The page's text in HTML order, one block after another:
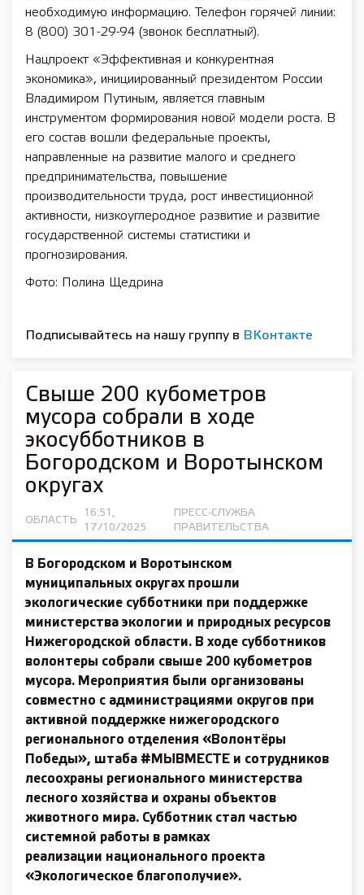
необходимую информацию. Телефон горячей линии:
8 (800) 301-29-94 (звонок бесплатный).
Нацпроект «Эффективная и конкурентная
экономика», инициированный президентом России
Владимиром Путиным, является главным
инструментом формирования новой модели роста. В
его состав вошли федеральные проекты,
направленные на развитие малого и среднего
предпринимательства, повышение
производительности труда, рост инвестиционной
активности, низкоуглеродное развитие и развитие
государственной системы статистики и
прогнозирования.
Фото: Полина Щедрина
Подписывайтесь на нашу группу в ВКонтакте
Свыше 200 кубометров
мусора собрали в ходе
экосубботников в
Богородском и Воротынском
округах
ОБЛАСТЬ
16:51,
17/10/2025
ПРЕСС-СЛУЖБА
ПРАВИТЕЛЬСТВА
В Богородском и Воротынском
муниципальных округах прошли
экологические субботники при поддержке
министерства экологии и природных ресурсов
Нижегородской области. В ходе субботников
волонтеры собрали свыше 200 кубометров
мусора. Мероприятия были организованы
совместно с администрациями округов при
активной поддержке нижегородского
регионального отделения «Волонтёры
Победы», штаба #МЫВМЕСТЕ и сотрудников
лесоохраны регионального министерства
лесного хозяйства и охраны объектов
животного мира. Субботник стал частью
системной работы в рамках
реализации национального проекта
«Экологическое благополучие».